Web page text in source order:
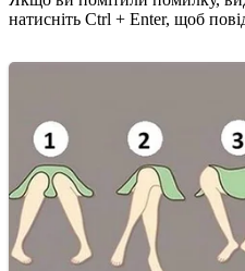
натисніть Ctrl + Enter, щоб